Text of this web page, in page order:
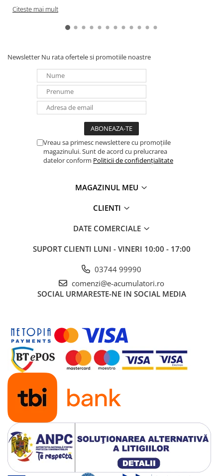
Citeste mai mult
Newsletter Nu rata ofertele si promotiile noastre
Vreau sa primesc newslettere cu promoțiile
magazinului. Sunt de acord cu prelucrarea
datelor conform Politicii de confidențialitate
MAGAZINUL MEU
CLIENTI
DATE COMERCIALE
SUPORT CLIENTI LUNI - VINERI 10:00 - 17:00
03744 99990
comenzi@e-acumulatori.ro
SOCIAL URMARESTE-NE IN SOCIAL MEDIA